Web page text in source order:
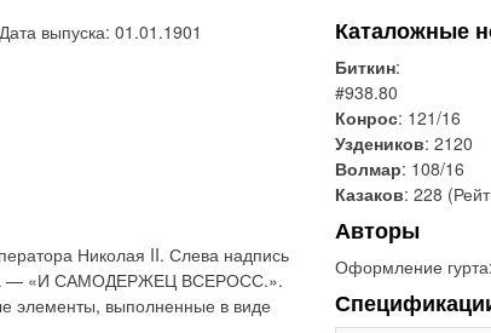
Дата выпуска: 01.01.1901
Николая II. Слева надпись
— «И САМОДЕРЖЕЦ ВСЕРОСС.».
элементы, выполненные в виде
Каталожные
Биткин:
#938.80
Конрос: 121/16
Уздеников: 2120
Волмар: 108/16
Казаков: 228
Авторы
Оформление гурта: